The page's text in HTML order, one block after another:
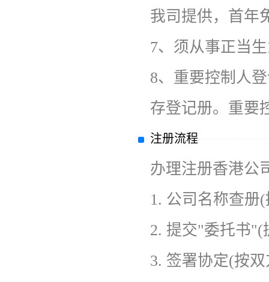
我司提供，首年
7、 须从事正当
8、 重要控制人
存登记册。重要
注册流程
办理注册香港公
1. 公司名称查册
2. 提交"委托书"(
3. 签署协定(按